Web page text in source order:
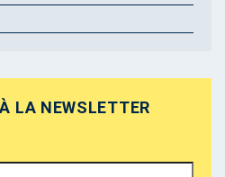
LA NEWSLETTER